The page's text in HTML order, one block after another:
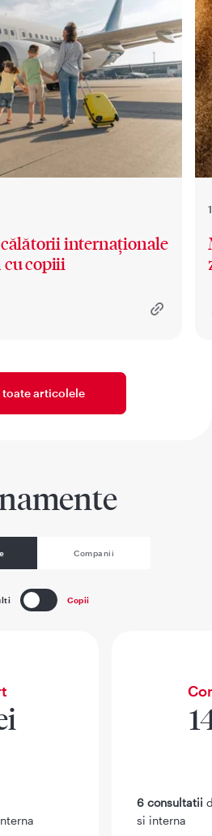
internaționale
cu copiii
toate articolele
Companii
Copii
6 consultatii
si interna